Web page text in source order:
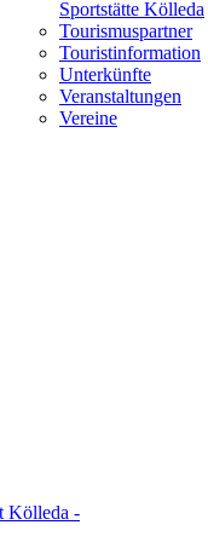
Sportstätte Kölleda
Tourismuspartner
Touristinformation
Unterkünfte
Veranstaltungen
Vereine